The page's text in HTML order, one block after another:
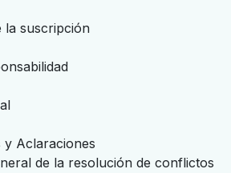
la suscripción
y Aclaraciones
de la resolución de conflictos